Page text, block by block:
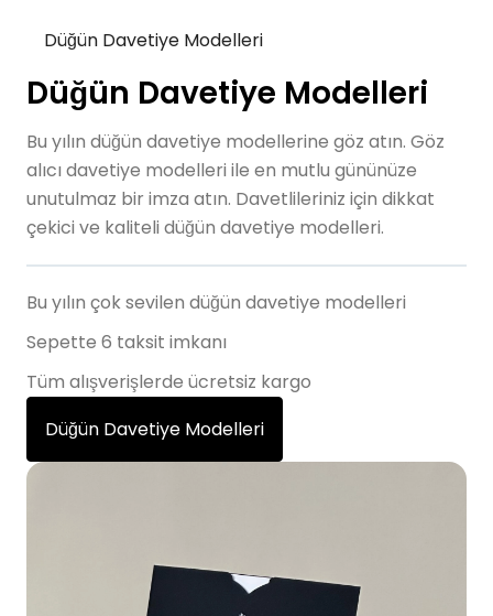
Düğün Davetiye Modelleri
Düğün Davetiye Modelleri
Bu yılın düğün davetiye modellerine göz atın. Göz
alıcı davetiye modelleri ile en mutlu gününüze
unutulmaz bir imza atın. Davetlileriniz için dikkat
çekici ve kaliteli düğün davetiye modelleri.
Bu yılın çok sevilen düğün davetiye modelleri
Sepette 6 taksit imkanı
Tüm alışverişlerde ücretsiz kargo
Düğün Davetiye Modelleri